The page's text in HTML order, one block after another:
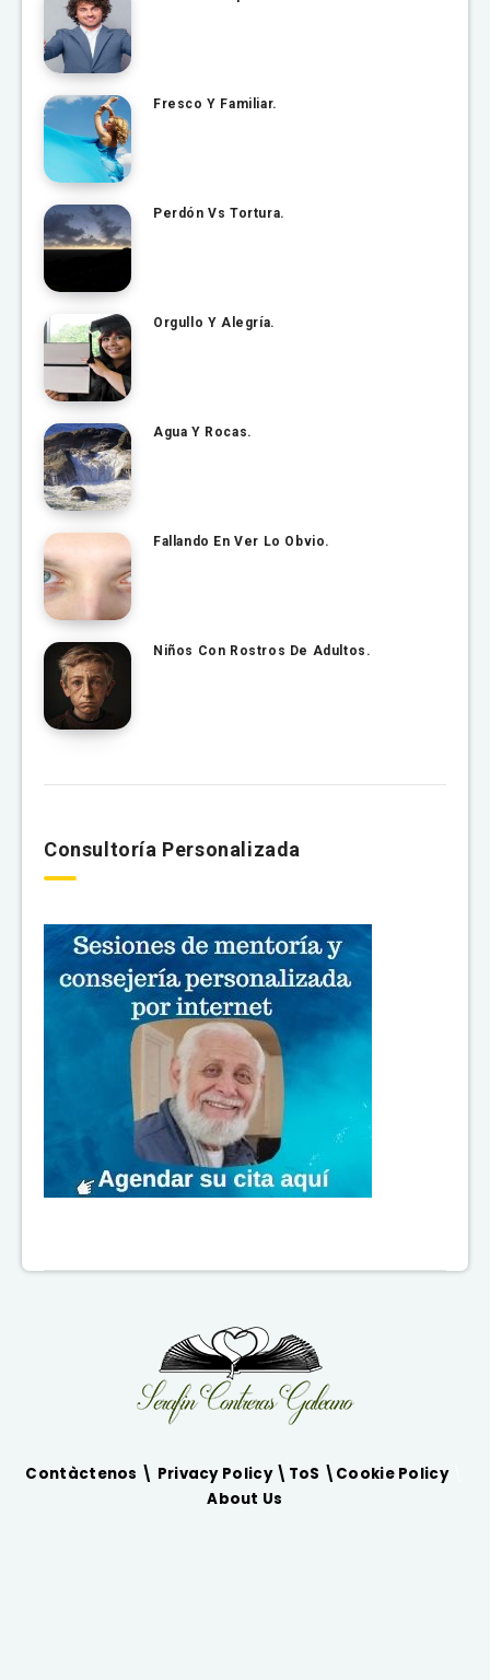
Fresco Y Familiar.
Perdón Vs Tortura.
Orgullo Y Alegría.
Agua Y Rocas.
Fallando En Ver Lo Obvio.
Niños Con Rostros De Adultos.
Consultoría Personalizada
Contàctenos \ Privacy Policy \ ToS \ Cookie Policy\
About Us